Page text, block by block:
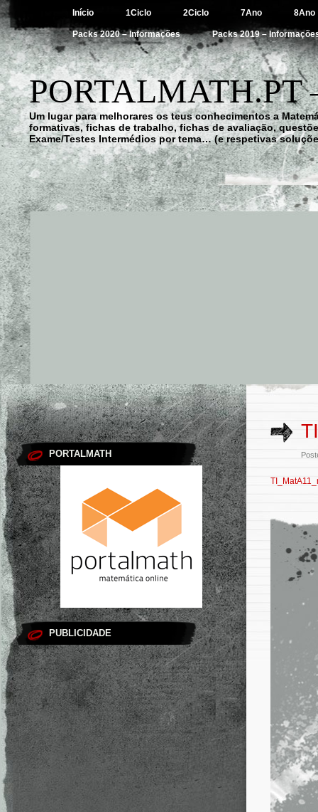
Início 1Ciclo 2Ciclo 7Ano 8Ano
Packs 2020 – Informações Packs 2019 –
Um lugar para melhorares os teus conhecimentos a
formativas, fichas de trabalho, fichas de avaliação,
Exame/Testes Intermédios por tema… (e respetivas
PORTALMATH
PUBLICIDADE